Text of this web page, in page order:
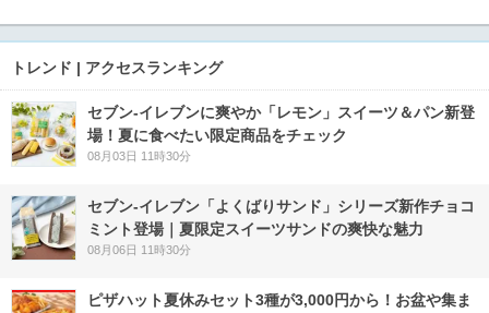
トレンド | アクセスランキング
セブン‐イレブンに爽やか「レモン」スイーツ＆パン新登
場！夏に食べたい限定商品をチェック
08月03日 11時30分
セブン‐イレブン「よくばりサンド」シリーズ新作チョコ
ミント登場｜夏限定スイーツサンドの爽快な魅力
08月06日 11時30分
ピザハット夏休みセット3種が3,000円から！お盆や集ま